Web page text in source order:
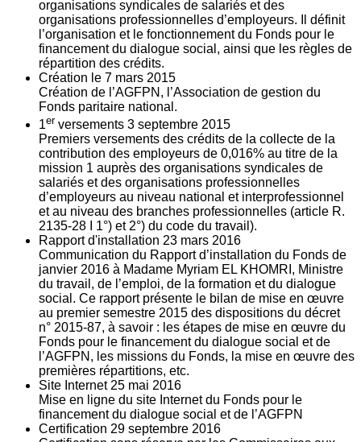
organisations syndicales de salariés et des
organisations professionnelles d’employeurs. Il définit
l’organisation et le fonctionnement du Fonds pour le
financement du dialogue social, ainsi que les règles de
répartition des crédits.
Création le 7 mars 2015
Création de l’AGFPN, l’Association de gestion du
Fonds paritaire national.
1er versements 3 septembre 2015
Premiers versements des crédits de la collecte de la
contribution des employeurs de 0,016% au titre de la
mission 1 auprès des organisations syndicales de
salariés et des organisations professionnelles
d’employeurs au niveau national et interprofessionnel
et au niveau des branches professionnelles (article R.
2135‐28 I 1°) et 2°) du code du travail).
Rapport d'installation 23 mars 2016
Communication du Rapport d’installation du Fonds de
janvier 2016 à Madame Myriam EL KHOMRI, Ministre
du travail, de l’emploi, de la formation et du dialogue
social. Ce rapport présente le bilan de mise en œuvre
au premier semestre 2015 des dispositions du décret
n° 2015-87, à savoir : les étapes de mise en œuvre du
Fonds pour le financement du dialogue social et de
l’AGFPN, les missions du Fonds, la mise en œuvre des
premières répartitions, etc.
Site Internet 25 mai 2016
Mise en ligne du site Internet du Fonds pour le
financement du dialogue social et de l’AGFPN
Certification 29 septembre 2016